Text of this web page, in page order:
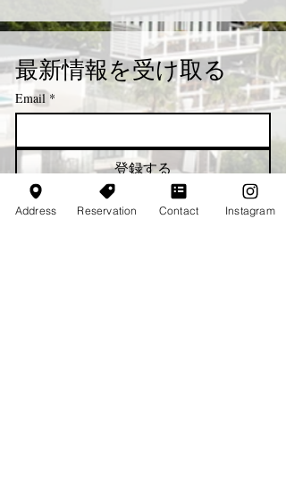
最新情報を受け取る
Email *
登録する
ニュースレターの配信を希望する
Address Reservation Contact Instagram